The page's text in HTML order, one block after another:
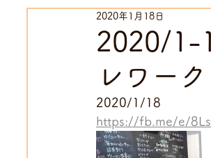
2020/1-
レワー
2020年1月18日
2020/1/18
https://fb.me/e/